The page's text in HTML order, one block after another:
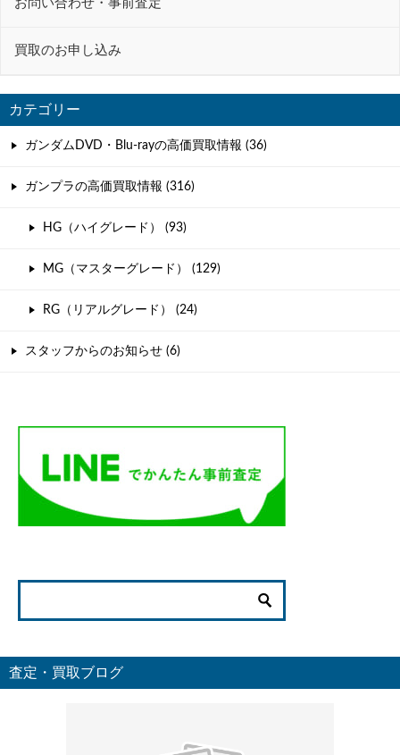
お問い合わせ・事前査定
買取のお申し込み
カテゴリー
ガンダムDVD・Blu-rayの高価買取情報 (36)
ガンプラの高価買取情報 (316)
HG（ハイグレード） (93)
MG（マスターグレード） (129)
RG（リアルグレード） (24)
スタッフからのお知らせ (6)
査定・買取ブログ